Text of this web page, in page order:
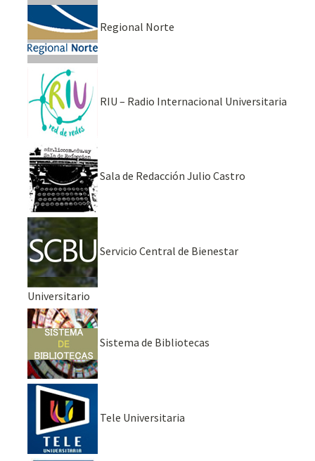
Regional Norte
RIU – Radio Internacional Universitaria
Sala de Redacción Julio Castro
Servicio Central de Bienestar
Universitario
Sistema de Bibliotecas
Tele Universitaria